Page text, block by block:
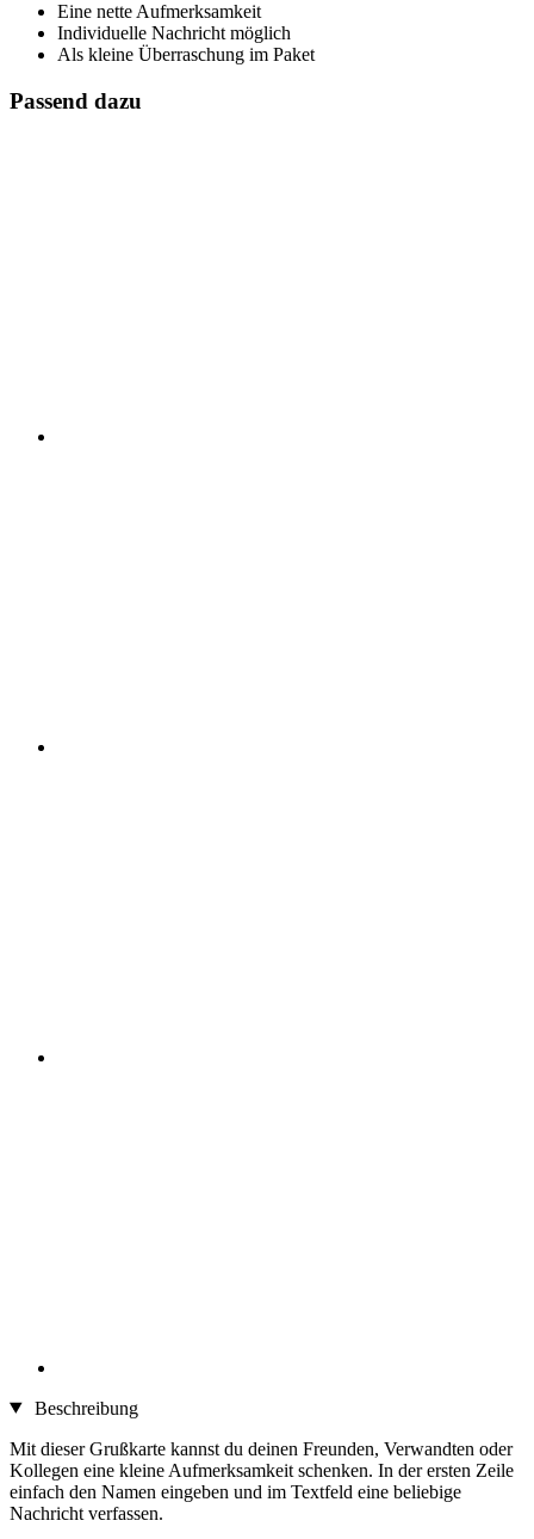
Eine nette Aufmerksamkeit
Individuelle Nachricht möglich
Als kleine Überraschung im Paket
Passend dazu
Beschreibung
Mit dieser Grußkarte kannst du deinen Freunden, Verwandten oder
Kollegen eine kleine Aufmerksamkeit schenken. In der ersten Zeile
einfach den Namen eingeben und im Textfeld eine beliebige
Nachricht verfassen.